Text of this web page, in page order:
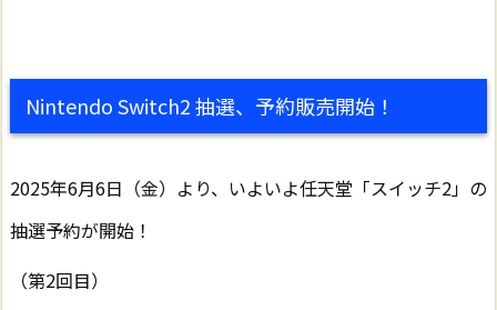
Nintendo Switch2 抽選、予約販売開始！
2025年6月6日（金）より、いよいよ任天堂「スイッチ2」の
抽選予約が開始！
（第2回目）